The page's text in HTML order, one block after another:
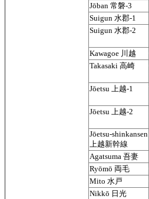
Jōban 常磐-3
Suigun 水郡-1
Suigun 水郡-2
Kawagoe 川越
Takasaki 高崎
Jōetsu 上越-1
Jōetsu 上越-2
Jōetsu-shinkansen
上越新幹線
Agatsuma 吾妻
Ryōmō 両毛
Mito 水戸
Nikkō 日光